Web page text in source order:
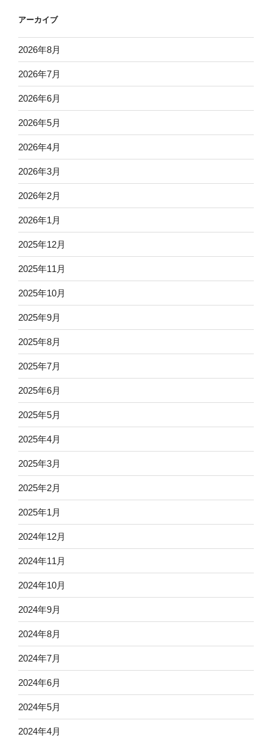
アーカイブ
2026年8月
2026年7月
2026年6月
2026年5月
2026年4月
2026年3月
2026年2月
2026年1月
2025年12月
2025年11月
2025年10月
2025年9月
2025年8月
2025年7月
2025年6月
2025年5月
2025年4月
2025年3月
2025年2月
2025年1月
2024年12月
2024年11月
2024年10月
2024年9月
2024年8月
2024年7月
2024年6月
2024年5月
2024年4月